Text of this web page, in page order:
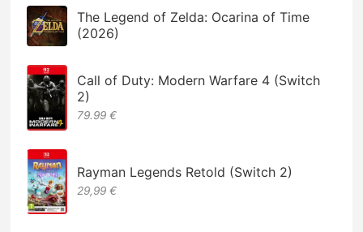
The Legend of Zelda: Ocarina of Time
(2026)
Call of Duty: Modern Warfare 4 (Switch
2)
79.99 €
Rayman Legends Retold (Switch 2)
29,99 €